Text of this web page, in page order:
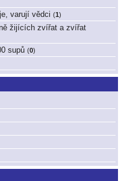
varují vědci (1)
žijících zvířat a zvířat
supů (0)